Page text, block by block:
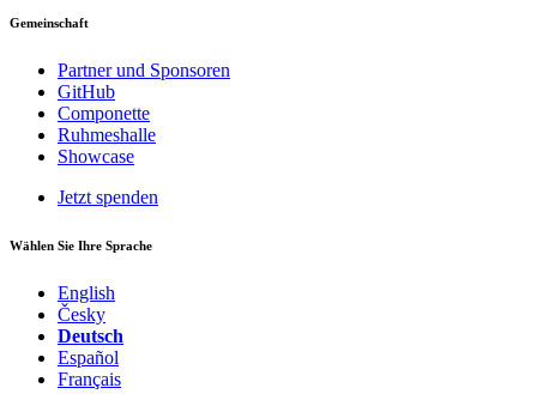
Gemeinschaft
Partner und Sponsoren
GitHub
Componette
Ruhmeshalle
Showcase
Jetzt spenden
Wählen Sie Ihre Sprache
English
Česky
Deutsch
Español
Français